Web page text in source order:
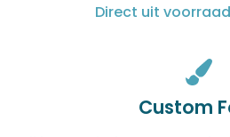
Direct uit
Custom